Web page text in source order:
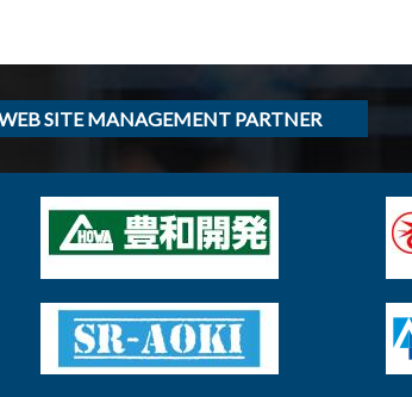
SITE MANAGEMENT PARTNER